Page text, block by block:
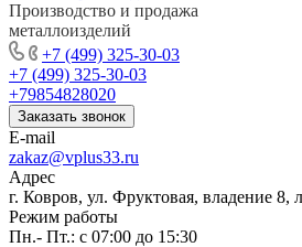
Производство и продажа
металлоизделий
+7 (499) 325-30-03
+7 (499) 325-30-03
+79854828020
Заказать звонок
E-mail
zakaz@vplus33.ru
Адрес
г. Ковров, ул. Фруктовая, владение 8,
Режим работы
Пн.- Пт.: с 07:00 до 15:30